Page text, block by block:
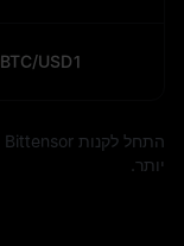
BTC/USD1
יותר.